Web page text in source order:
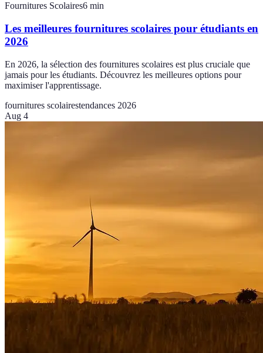
Fournitures Scolaires6 min
Les meilleures fournitures scolaires pour étudiants en
2026
En 2026, la sélection des fournitures scolaires est plus cruciale que
jamais pour les étudiants. Découvrez les meilleures options pour
maximiser l'apprentissage.
fournitures scolairestendances 2026
Aug 4